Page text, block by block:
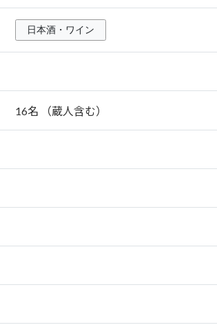
日本酒・ワイン
16名 （蔵人含む）